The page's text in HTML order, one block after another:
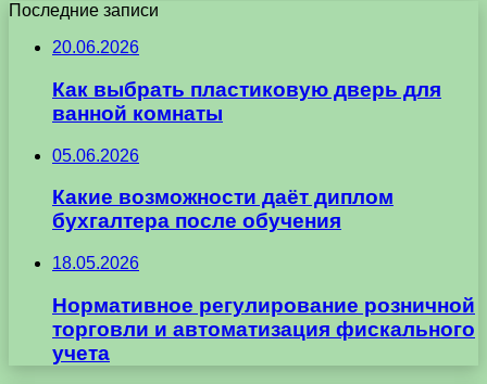
Последние записи
20.06.2026
Как выбрать пластиковую дверь для
ванной комнаты
05.06.2026
Какие возможности даёт диплом
бухгалтера после обучения
18.05.2026
Нормативное регулирование розничной
торговли и автоматизация фискального
учета